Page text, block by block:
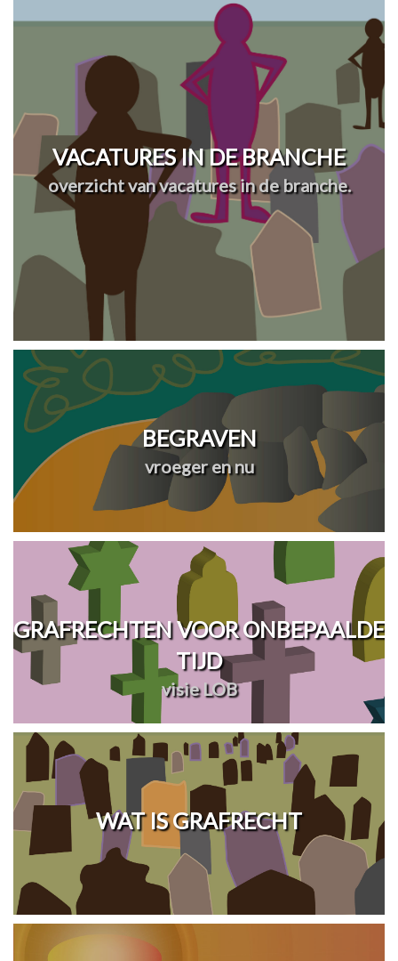
VACATURES IN DE BRANCHE
overzicht van vacatures in de branche.
BEGRAVEN
vroeger en nu
GRAFRECHTEN VOOR ONBEPAALDE
TIJD
visie LOB
WAT IS GRAFRECHT